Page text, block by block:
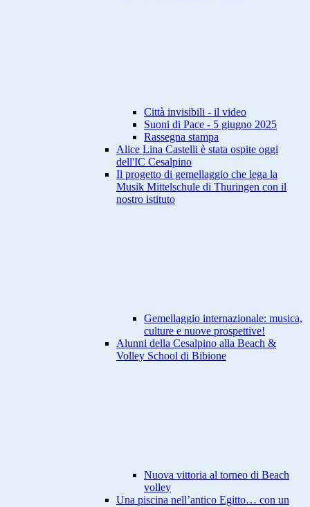
Città invisibili - il video
Suoni di Pace - 5 giugno 2025
Rassegna stampa
Alice Lina Castelli è stata ospite oggi
dell'IC Cesalpino
Il progetto di gemellaggio che lega la
Musik Mittelschule di Thuringen con il
nostro istituto
Gemellaggio internazionale: musica,
culture e nuove prospettive!
Alunni della Cesalpino alla Beach &
Volley School di Bibione
Nuova vittoria al torneo di Beach
volley
Una piscina nell’antico Egitto… con un